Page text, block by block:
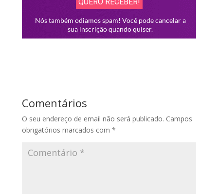
Comentários
O seu endereço de email não será publicado. Campos
obrigatórios marcados com *